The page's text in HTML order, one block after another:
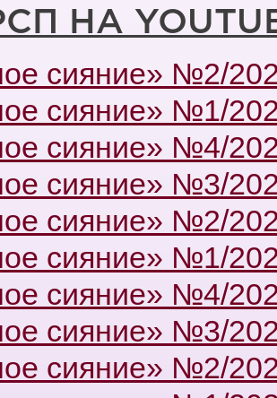
НА
сияние» №2/
сияние» №1/
сияние» №4/
сияние» №3/
сияние» №2/
сияние» №1/
сияние» №4/
сияние» №3/
сияние» №2/